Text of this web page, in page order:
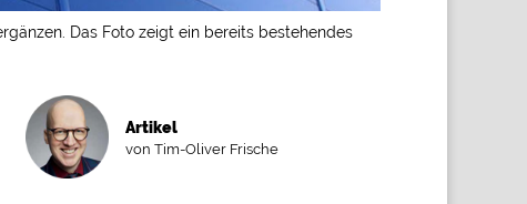
Das Foto zeigt ein bereits bestehendes
Artikel
von Tim-Oliver Frische